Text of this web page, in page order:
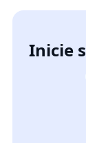
Inicie